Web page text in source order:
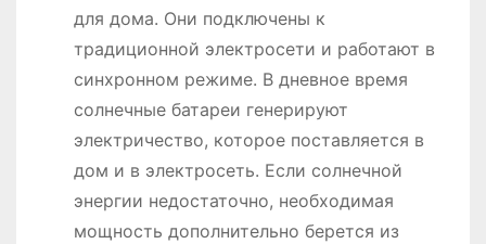
для дома. Они подключены к
традиционной электросети и работают в
синхронном режиме. В дневное время
солнечные батареи генерируют
электричество, которое поставляется в
дом и в электросеть. Если солнечной
энергии недостаточно, необходимая
мощность дополнительно берется из